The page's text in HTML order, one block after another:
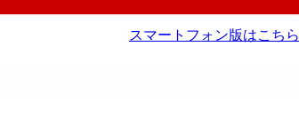
スマートフォン版はこちら